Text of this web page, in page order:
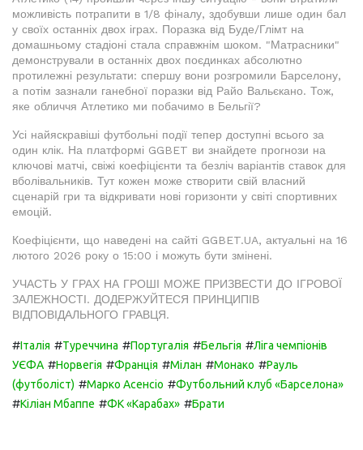
можливість потрапити в 1/8 фіналу, здобувши лише один бал
у своїх останніх двох іграх. Поразка від Буде/Глімт на
домашньому стадіоні стала справжнім шоком. "Матрасники"
демонстрували в останніх двох поєдинках абсолютно
протилежні результати: спершу вони розгромили Барселону,
а потім зазнали ганебної поразки від Райо Вальєкано. Тож,
яке обличчя Атлетико ми побачимо в Бельгії?
Усі найяскравіші футбольні події тепер доступні всього за
один клік. На платформі GGBET ви знайдете прогнози на
ключові матчі, свіжі коефіцієнти та безліч варіантів ставок для
вболівальників. Тут кожен може створити свій власний
сценарій гри та відкривати нові горизонти у світі спортивних
емоцій.
Коефіцієнти, що наведені на сайті GGBET.UA, актуальні на 16
лютого 2026 року о 15:00 і можуть бути змінені.
УЧАСТЬ У ГРАХ НА ГРОШІ МОЖЕ ПРИЗВЕСТИ ДО ІГРОВОЇ
ЗАЛЕЖНОСТІ. ДОДЕРЖУЙТЕСЯ ПРИНЦИПІВ
ВІДПОВІДАЛЬНОГО ГРАВЦЯ.
#Італія #Туреччина #Португалія #Бельгія #Ліга чемпіонів
УЄФА #Норвегія #Франція #Мілан #Монако #Рауль
(футболіст) #Марко Асенсіо #Футбольний клуб «Барселона»
#Кіліан Мбаппе #ФК «Карабах» #Брати